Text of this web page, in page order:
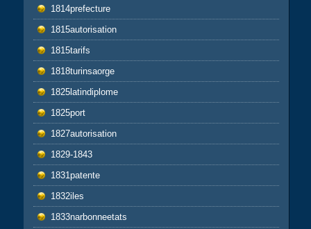
1814prefecture
1815autorisation
1815tarifs
1818turinsaorge
1825latindiplome
1825port
1827autorisation
1829-1843
1831patente
1832iles
1833narbonneetats